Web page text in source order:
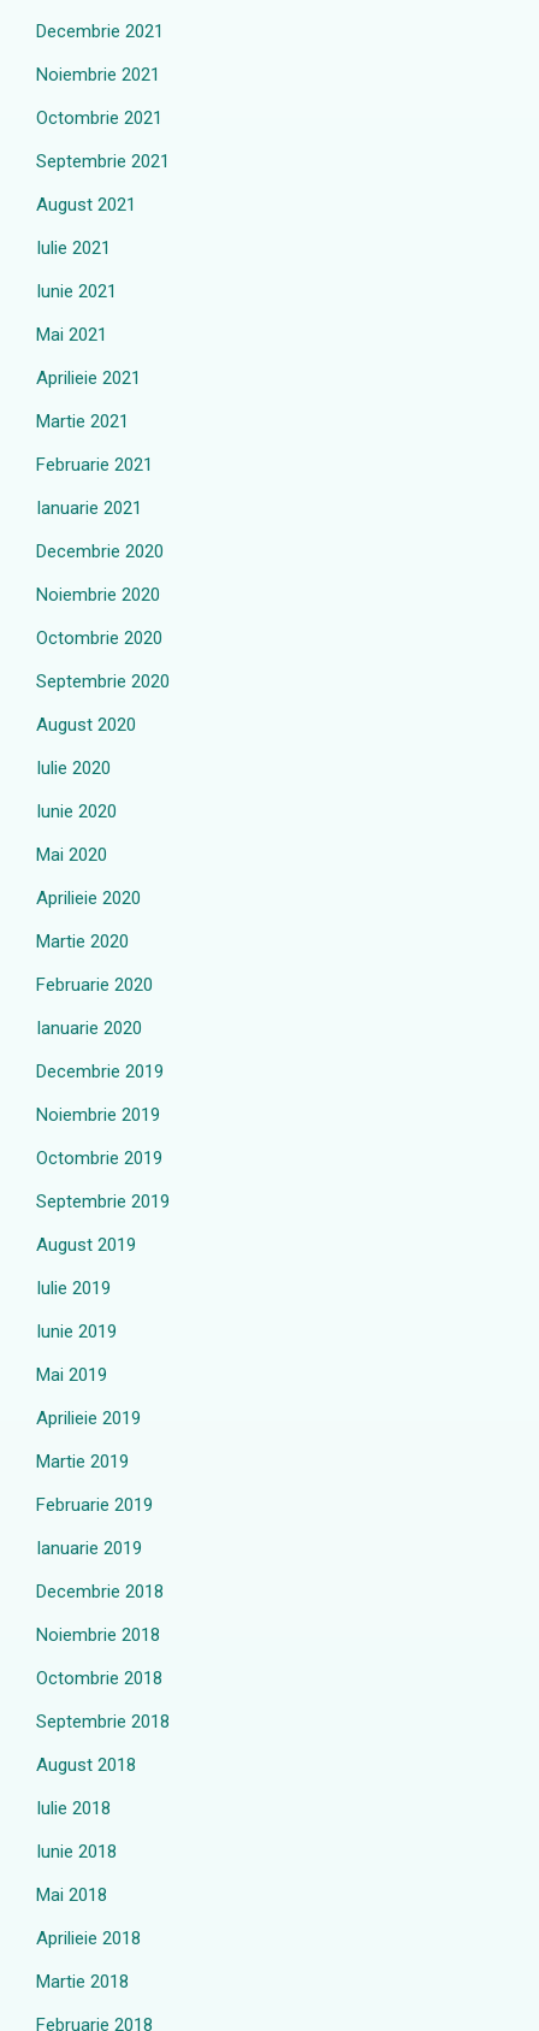
Decembrie 2021
Noiembrie 2021
Octombrie 2021
Septembrie 2021
August 2021
Iulie 2021
Iunie 2021
Mai 2021
Aprilieie 2021
Martie 2021
Februarie 2021
Ianuarie 2021
Decembrie 2020
Noiembrie 2020
Octombrie 2020
Septembrie 2020
August 2020
Iulie 2020
Iunie 2020
Mai 2020
Aprilieie 2020
Martie 2020
Februarie 2020
Ianuarie 2020
Decembrie 2019
Noiembrie 2019
Octombrie 2019
Septembrie 2019
August 2019
Iulie 2019
Iunie 2019
Mai 2019
Aprilieie 2019
Martie 2019
Februarie 2019
Ianuarie 2019
Decembrie 2018
Noiembrie 2018
Octombrie 2018
Septembrie 2018
August 2018
Iulie 2018
Iunie 2018
Mai 2018
Aprilieie 2018
Martie 2018
Februarie 2018